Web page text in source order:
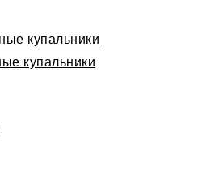
купальники
купальники